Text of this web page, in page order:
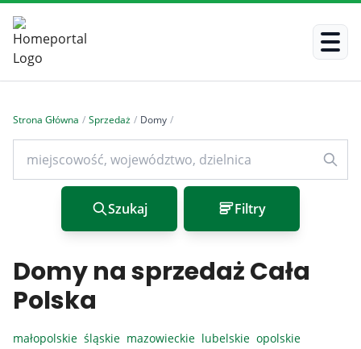
Strona Główna / Sprzedaż / Domy /
Szukaj Filtry
Domy na sprzedaż Cała
Polska
małopolskie śląskie mazowieckie lubelskie opolskie